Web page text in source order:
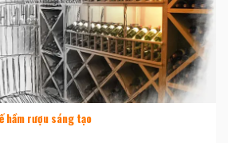
hầm rượu sáng tạo